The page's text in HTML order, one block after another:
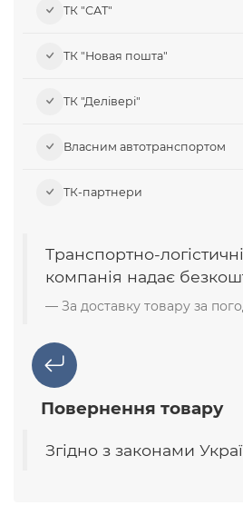
ТК "САТ"
ТК "Новая пошта"
ТК "Делівері"
Власним автотранспортом
ТК-партнери
Транспортно-
компанія надає
За доставку товару за
Повернення товару
Згідно з законами